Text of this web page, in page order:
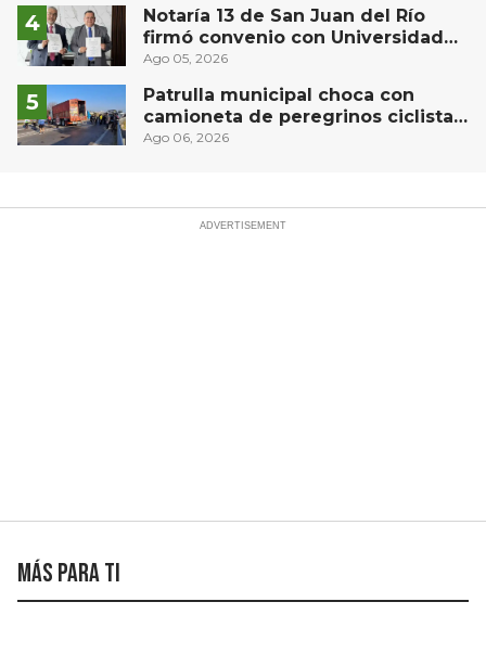
Notaría 13 de San Juan del Río
firmó convenio con Universidad
Privada del Bajío para recibir
Ago 05, 2026
Patrulla municipal choca con
camioneta de peregrinos ciclistas
en la autopista México-Querétaro
Ago 06, 2026
Más para ti